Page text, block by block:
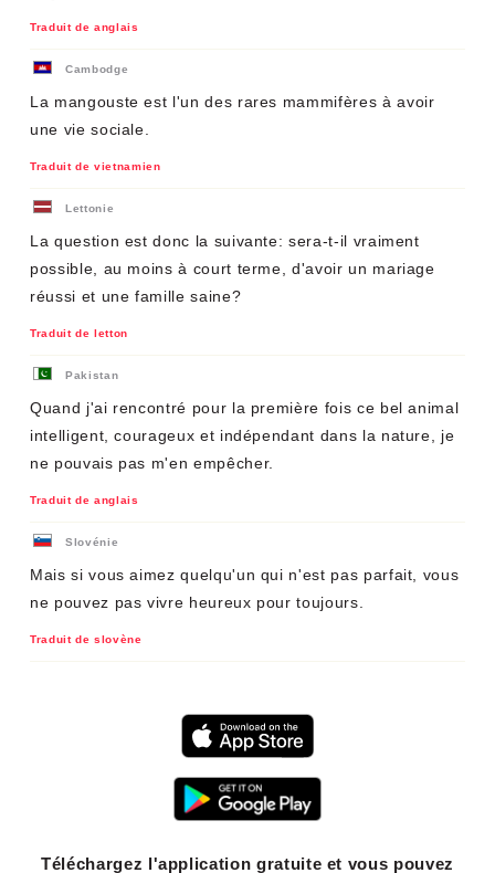
Traduit de anglais
Cambodge
La mangouste est l'un des rares mammifères à avoir
une vie sociale.
Traduit de vietnamien
Lettonie
La question est donc la suivante: sera-t-il vraiment
possible, au moins à court terme, d'avoir un mariage
réussi et une famille saine?
Traduit de letton
Pakistan
Quand j'ai rencontré pour la première fois ce bel animal
intelligent, courageux et indépendant dans la nature, je
ne pouvais pas m'en empêcher.
Traduit de anglais
Slovénie
Mais si vous aimez quelqu'un qui n'est pas parfait, vous
ne pouvez pas vivre heureux pour toujours.
Traduit de slovène
Téléchargez l'application gratuite et vous pouvez